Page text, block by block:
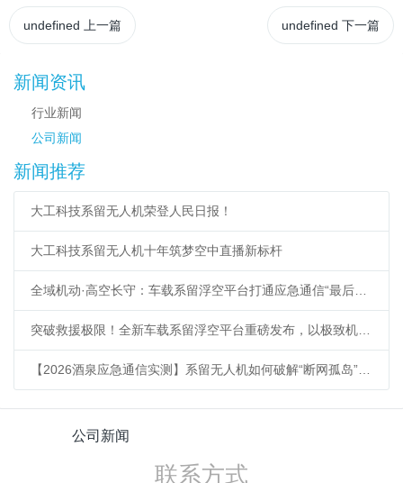
undefined 上一篇 undefined 下一篇
新闻资讯
行业新闻
公司新闻
新闻推荐
大工科技系留无人机荣登人民日报！
大工科技系留无人机十年筑梦空中直播新标杆
全域机动·高空长守：车载系留浮空平台打通应急通信“最后一公里”
突破救援极限！全新车载系留浮空平台重磅发布，以极致机动响应重塑低空应急新标杆
【2026酒泉应急通信实测】系留无人机如何破解“断网孤岛”难题？
公司新闻
联系方式